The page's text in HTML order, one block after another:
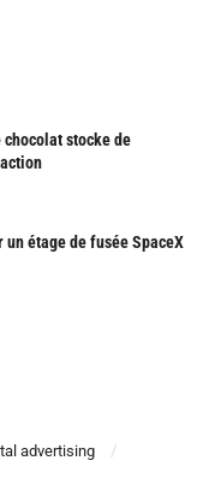
stocke de
étage de fusée SpaceX
advertising